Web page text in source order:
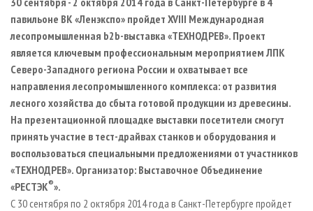
ПРОИЗВОДСТВО ДРЕВЕСНЫХ ПЛИТ
ДЕРЕВЯННОЕ ДОМОСТРОЕНИЕ
ПРОИЗВОДСТВО МЕБЕЛИ
БИОЭНЕРГЕТИКА
ЦБП
ИНСТРУМЕНТ И МАТЕРИАЛЫ
МОБИЛЬНЫЕ ВЫСТАВКИ
ОФИЦИАЛЬНЫЕ ДЕЛЕГАЦИИ
ПРИОРИТЕТНЫЕ ИНВЕСТПРОЕКТЫ
RUSSIAN FORESTRY REVIEW
ГАЗЕТА ЛЕСПРОМФОРУМ
БИБЛИОТЕКА СПЕЦИАЛИСТА
РЕКЛАМА НА САЙТЕ
павильоне ВК «Ленэкспо» пройдет XVIII Международная
лесопромышленная b2b-выставка «ТЕХНОДРЕВ». Проект
является ключевым профессиональным мероприятием ЛПК
Северо-Западного региона России и охватывает все
направления лесопромышленного комплекса: от развития
лесного хозяйства до сбыта готовой продукции из древесины.
На презентационной площадке выставки посетители смогут
принять участие в тест-драйвах станков и оборудования и
воспользоваться специальными предложениями от участников
«ТЕХНОДРЕВ». Организатор: Выставочное Объединение
«РЕСТЭК®».
С 30 сентября по 2 октября 2014 года в Санкт-Петербурге пройдет